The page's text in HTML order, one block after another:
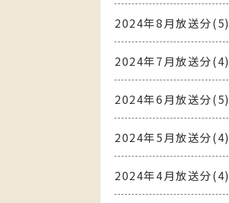
2024年8月放送分(5)
2024年7月放送分(4)
2024年6月放送分(5)
2024年5月放送分(4)
2024年4月放送分(4)